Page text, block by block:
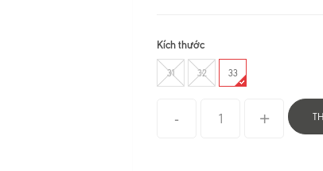
Kích thước
31 32 33